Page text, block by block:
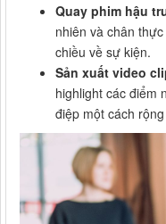
Quay phim hậu
nhiên và chân
chiều về sự kiện.
Sản xuất video
highlight các điểm
điệp một cách